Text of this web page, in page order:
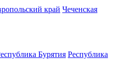
край Чеченская
Бурятия Республика